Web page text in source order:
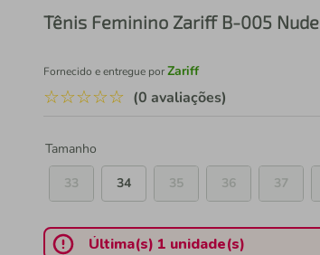
Tênis Feminino Zariff B-005 Nude
Fornecido e entregue porZariff
☆☆☆☆☆ (0 avaliações)
Tamanho
33
34 35 36 37
Última(s) 1 unidade(s)